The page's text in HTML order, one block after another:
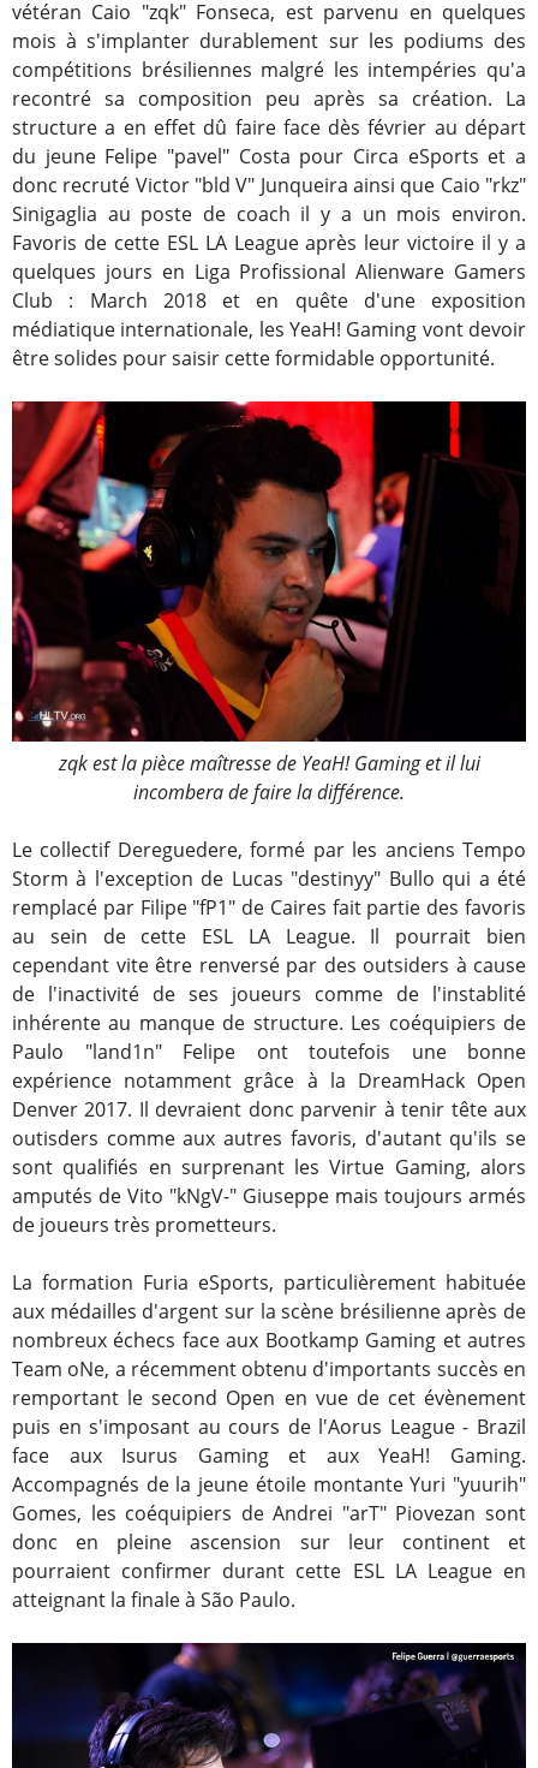
vétéran Caio "zqk" Fonseca, est parvenu en quelques
mois à s'implanter durablement sur les podiums des
compétitions brésiliennes malgré les intempéries qu'a
recontré sa composition peu après sa création. La
structure a en effet dû faire face dès février au départ
du jeune Felipe "pavel" Costa pour Circa eSports et a
donc recruté Victor "bld V" Junqueira ainsi que Caio "rkz"
Sinigaglia au poste de coach il y a un mois environ.
Favoris de cette ESL LA League après leur victoire il y a
quelques jours en Liga Profissional Alienware Gamers
Club : March 2018 et en quête d'une exposition
médiatique internationale, les YeaH! Gaming vont devoir
être solides pour saisir cette formidable opportunité.
zqk est la pièce maîtresse de YeaH! Gaming et il lui
incombera de faire la différence.
Le collectif Dereguedere, formé par les anciens Tempo
Storm à l'exception de Lucas "destinyy" Bullo qui a été
remplacé par Filipe "fP1" de Caires fait partie des favoris
au sein de cette ESL LA League. Il pourrait bien
cependant vite être renversé par des outsiders à cause
de l'inactivité de ses joueurs comme de l'instablité
inhérente au manque de structure. Les coéquipiers de
Paulo "land1n" Felipe ont toutefois une bonne
expérience notamment grâce à la DreamHack Open
Denver 2017. Il devraient donc parvenir à tenir tête aux
outisders comme aux autres favoris, d'autant qu'ils se
sont qualifiés en surprenant les Virtue Gaming, alors
amputés de Vito "kNgV-" Giuseppe mais toujours armés
de joueurs très prometteurs.
La formation Furia eSports, particulièrement habituée
aux médailles d'argent sur la scène brésilienne après de
nombreux échecs face aux Bootkamp Gaming et autres
Team oNe, a récemment obtenu d'importants succès en
remportant le second Open en vue de cet évènement
puis en s'imposant au cours de l'Aorus League - Brazil
face aux Isurus Gaming et aux YeaH! Gaming.
Accompagnés de la jeune étoile montante Yuri "yuurih"
Gomes, les coéquipiers de Andrei "arT" Piovezan sont
donc en pleine ascension sur leur continent et
pourraient confirmer durant cette ESL LA League en
atteignant la finale à São Paulo.